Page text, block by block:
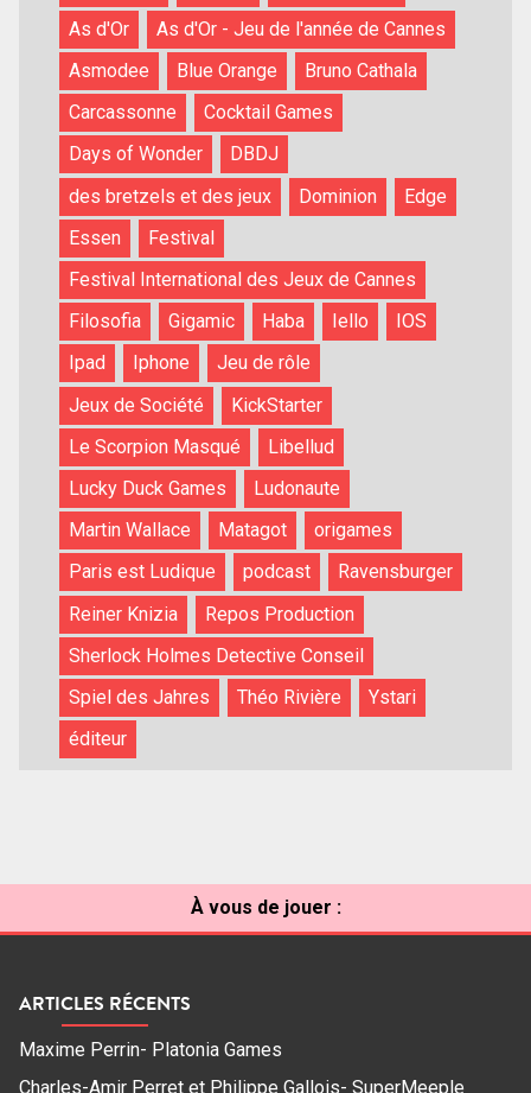
As d'Or
As d'Or - Jeu de l'année de Cannes
Asmodee
Blue Orange
Bruno Cathala
Carcassonne
Cocktail Games
Days of Wonder
DBDJ
des bretzels et des jeux
Dominion
Edge
Essen
Festival
Festival International des Jeux de Cannes
Filosofia
Gigamic Haba Iello
IOS
Ipad
Iphone
Jeu de rôle
Jeux de Société
KickStarter
Le Scorpion Masqué
Libellud
Lucky Duck Games
Ludonaute
Martin Wallace
Matagot
origames
Paris est Ludique
podcast
Ravensburger
Reiner Knizia
Repos Production
Sherlock Holmes Detective Conseil
Spiel des Jahres
Théo Rivière
Ystari
éditeur
À vous de jouer :
ARTICLES RÉCENTS
Maxime Perrin- Platonia Games
Charles-Amir Perret et Philippe Gallois- SuperMeeple